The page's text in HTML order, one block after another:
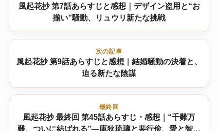
風起花抄 第7話あらすじと感想｜デザイン盗用と“お
揃い”騒動、リュウリ新たな挑戦
次の記事
風起花抄 第9話あらすじと感想｜結婚騒動の決着と、
迫る新たな陰謀
最終回
風起花抄 最終回 第45話あらすじ・感想｜“千難万
難、ついに結ばれる”―庫狄琉璃と裴行俭、愛と智恵